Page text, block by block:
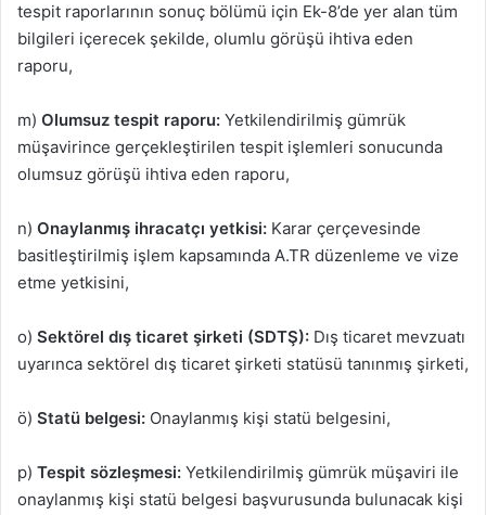
tespit raporlarının sonuç bölümü için Ek-8’de yer alan tüm
bilgileri içerecek şekilde, olumlu görüşü ihtiva eden
raporu,
m) Olumsuz tespit raporu: Yetkilendirilmiş gümrük
müşavirince gerçekleştirilen tespit işlemleri sonucunda
olumsuz görüşü ihtiva eden raporu,
n) Onaylanmış ihracatçı yetkisi: Karar çerçevesinde
basitleştirilmiş işlem kapsamında A.TR düzenleme ve vize
etme yetkisini,
o) Sektörel dış ticaret şirketi (SDTŞ): Dış ticaret mevzuatı
uyarınca sektörel dış ticaret şirketi statüsü tanınmış şirketi,
ö) Statü belgesi: Onaylanmış kişi statü belgesini,
p) Tespit sözleşmesi: Yetkilendirilmiş gümrük müşaviri ile
onaylanmış kişi statü belgesi başvurusunda bulunacak kişi